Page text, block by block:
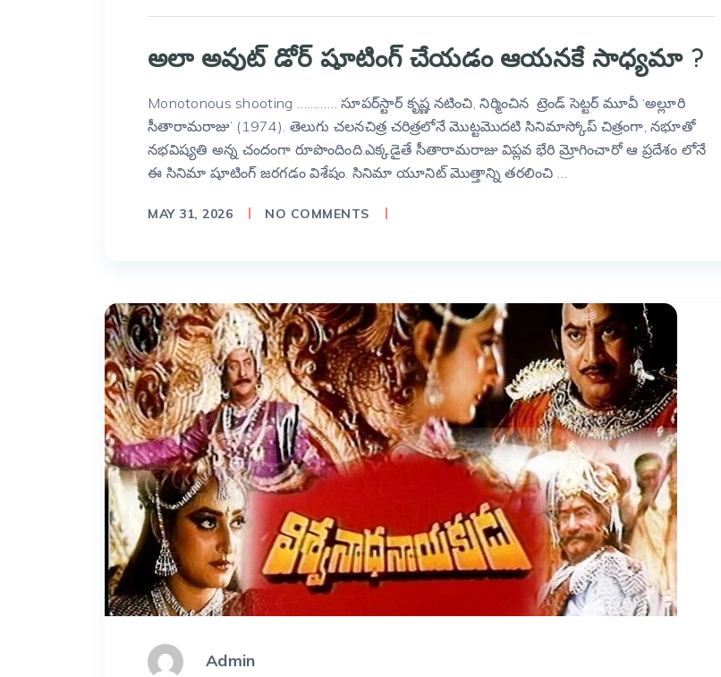
అలా అవుట్ డోర్ షూటింగ్ చేయడం ఆయనకే సాధ్యమా ?
Monotonous shooting ………… సూపర్‌స్టార్ కృష్ణ నటించి, నిర్మించిన ట్రెండ్ సెట్టర్ మూవీ ‘అల్లూరి
సీతారామరాజు’ (1974). తెలుగు చలనచిత్ర చరిత్రలోనే మొట్టమొదటి సినిమాస్కోప్ చిత్రంగా, నభూతో
నభవిష్యతి అన్న చందంగా రూపొందింది.ఎక్కడైతే సీతారామరాజు విప్లవ భేరి మ్రోగించారో ఆ ప్రదేశం లోనే
ఈ సినిమా షూటింగ్ జరగడం విశేషం. సినిమా యూనిట్ మొత్తాన్ని తరలించి …
MAY 31, 2026 NO COMMENTS
Admin